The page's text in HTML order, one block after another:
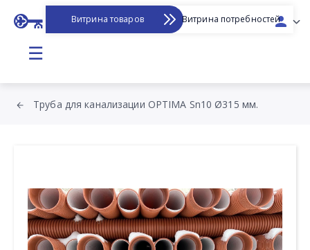
Витрина товаров Витрина потребностей
☰
Труба для канализации OPTIMA Sn10 Ø315 мм.